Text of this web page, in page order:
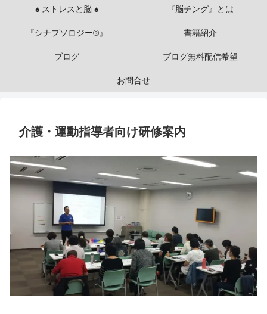
♠ ストレスと脳 ♠ 『脳チング』とは
『シナプソロジー®』 書籍紹介
ブログ ブログ無料配信希望
お問合せ
介護・運動指導者向け研修案内